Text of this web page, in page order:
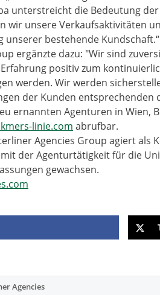
unterstreicht die Bedeutung
wir unsere Verkaufsaktivitäten
unserer bestehende
ergänzte dazu: "Wir sind
positiv zum
werden. Wir werden
der Kunden entsprechenden
ernannten Agenturen in Wien,
linie.com abrufbar.
Agencies Group agiert als
der Agenturtätigkeit für die
gewachsen.
Agencies